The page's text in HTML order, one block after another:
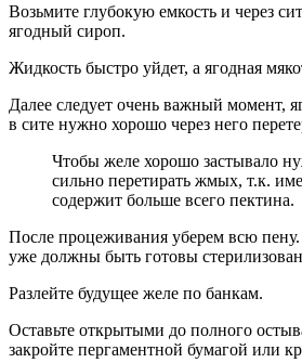
Возьмите глубокую емкость и через
ягодный сироп.
Жидкость быстро уйдет, а ягодная
Далее следует очень важный момент,
в сите нужно хорошо через него
Чтобы желе хорошо застывало
сильно перетирать жмых, т.к.
содержит больше всего пектина.
После процеживания уберем всю
уже должны быть готовы
Разлейте будущее желе по банкам.
Оставьте открытыми до полного
закройте пергаментной бумагой или